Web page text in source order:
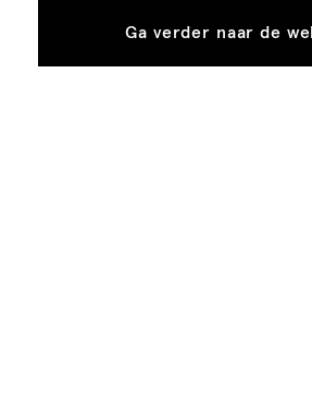
Ga verder naar de